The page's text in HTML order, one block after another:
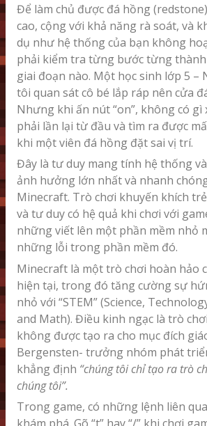
Để làm chủ được đá hồng
cao, cộng với khả năng rà soát, và
dụ như hệ thống của bạn không
phải kiểm tra từng bước từng
giai đoạn nào. Một học sinh lớp 5 –
tôi quan sát cô bé lắp ráp nên cửa
Nhưng khi ấn nút “on”, không có gì
phải lần lại từ đầu và tìm ra được
khi một viên đá hồng đặt sai vị trí.
Đây là tư duy mang tính hệ thống
ảnh hưởng lớn nhất và nhanh
Minecraft. Trò chơi khuyến khích
và tư duy có hệ quả khi chơi với
những viết lên một phần mềm nhỏ
những lỗi trong phần mềm đó.
Minecraft là một trò chơi hoàn hảo
hiện tại, trong đó tăng cường sự
nhỏ với “STEM” (Science,
and Math). Điều kinh ngạc là trò
không được tạo ra cho mục đích
Bergensten- trưởng nhóm phát
khẳng định “chúng tôi chỉ tạo ra trò
chúng tôi”.
Trong game, có những lệnh liên